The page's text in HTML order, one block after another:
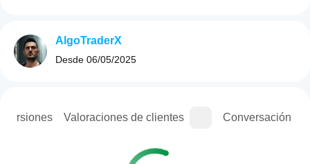
versiones Valoraciones de clientes Conversación
AlgoTraderX
Desde 06/05/2025